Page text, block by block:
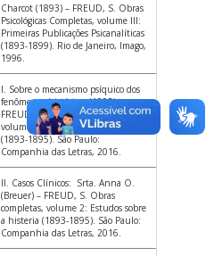
Charcot (1893) – FREUD, S. Obras
Psicológicas Completas, volume III:
Primeiras Publicações Psicanalíticas
(1893-1899). Rio de Janeiro, Imago,
1996.
I. Sobre o mecanismo psíquico dos
fenômenos histéricos (1895) –
FREUD, S. Obras completas,
volume 2: Estudos sobre a histeria
(1893-1895). São Paulo:
Companhia das Letras, 2016.
II. Casos Clínicos: Srta. Anna O.
(Breuer) – FREUD, S. Obras
completas, volume 2: Estudos sobre
a histeria (1893-1895). São Paulo:
Companhia das Letras, 2016.